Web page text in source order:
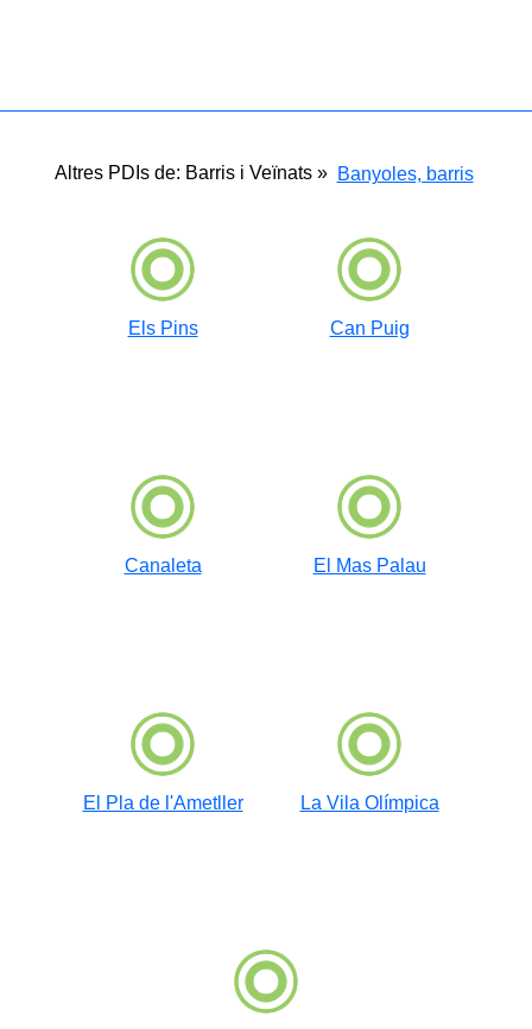
Altres PDIs de: Barris i Veïnats » Banyoles, barris
Els Pins Can Puig
Canaleta El Mas Palau
El Pla de l'Ametller La Vila Olímpica